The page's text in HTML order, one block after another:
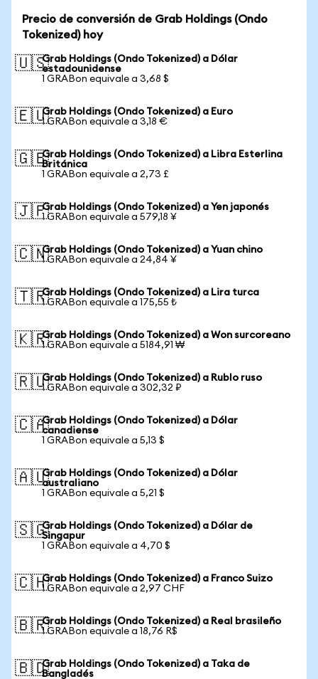
Precio de conversión de Grab Holdings (Ondo
Tokenized) hoy
🇺🇸Grab Holdings (Ondo Tokenized) a Dólar
estadounidense
1 GRABon equivale a 3,68 $
🇪🇺Grab Holdings (Ondo Tokenized) a Euro
1 GRABon equivale a 3,18 €
🇬🇧Grab Holdings (Ondo Tokenized) a Libra Esterlina
Británica
1 GRABon equivale a 2,73 £
🇯🇵Grab Holdings (Ondo Tokenized) a Yen japonés
1 GRABon equivale a 579,18 ¥
🇨🇳Grab Holdings (Ondo Tokenized) a Yuan chino
1 GRABon equivale a 24,84 ¥
🇹🇷Grab Holdings (Ondo Tokenized) a Lira turca
1 GRABon equivale a 175,55 ₺
🇰🇷Grab Holdings (Ondo Tokenized) a Won surcoreano
1 GRABon equivale a 5184,91 ₩
🇷🇺Grab Holdings (Ondo Tokenized) a Rublo ruso
1 GRABon equivale a 302,32 ₽
🇨🇦Grab Holdings (Ondo Tokenized) a Dólar
canadiense
1 GRABon equivale a 5,13 $
🇦🇺Grab Holdings (Ondo Tokenized) a Dólar
australiano
1 GRABon equivale a 5,21 $
🇸🇬Grab Holdings (Ondo Tokenized) a Dólar de
Singapur
1 GRABon equivale a 4,70 $
🇨🇭Grab Holdings (Ondo Tokenized) a Franco Suizo
1 GRABon equivale a 2,97 CHF
🇧🇷Grab Holdings (Ondo Tokenized) a Real brasileño
1 GRABon equivale a 18,76 R$
🇧🇩Grab Holdings (Ondo Tokenized) a Taka de
Bangladés